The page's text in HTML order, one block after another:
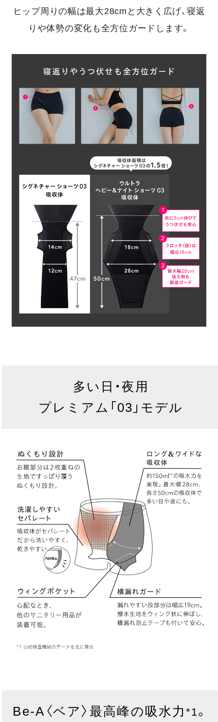
ヒップ周りの幅は最大28cmと大きく広げ、寝返
りや体勢の変化も全方位ガードします。
多い日・夜用
プレミアム「03」モデル
Be-A〈ベア〉最高峰の吸水力*1。